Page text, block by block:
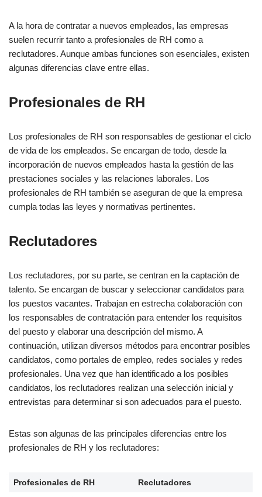
Reclutadores
Funciones y responsabilidades
Selección y entrevista de candidatos
Competencias y cualificaciones
Habilidades de comunicación
Habilidades de venta
Formación y experiencia
Licenciatura en Recursos Humanos o campo relacionado
Experiencia en contratación o ventas
Tendencias del sector
Contratación a distancia
Diversidad e inclusión en la contratación
Glosario terminológico sobre contratación
A la hora de contratar a nuevos empleados, las empresas
suelen recurrir tanto a profesionales de RH como a
reclutadores. Aunque ambas funciones son esenciales, existen
algunas diferencias clave entre ellas.
Profesionales de RH
Los profesionales de RH son responsables de gestionar el ciclo
de vida de los empleados. Se encargan de todo, desde la
incorporación de nuevos empleados hasta la gestión de las
prestaciones sociales y las relaciones laborales. Los
profesionales de RH también se aseguran de que la empresa
cumpla todas las leyes y normativas pertinentes.
Reclutadores
Los reclutadores, por su parte, se centran en la captación de
talento. Se encargan de buscar y seleccionar candidatos para
los puestos vacantes. Trabajan en estrecha colaboración con
los responsables de contratación para entender los requisitos
del puesto y elaborar una descripción del mismo. A
continuación, utilizan diversos métodos para encontrar posibles
candidatos, como portales de empleo, redes sociales y redes
profesionales. Una vez que han identificado a los posibles
candidatos, los reclutadores realizan una selección inicial y
entrevistas para determinar si son adecuados para el puesto.
Estas son algunas de las principales diferencias entre los
profesionales de RH y los reclutadores:
Profesionales de RH Reclutadores